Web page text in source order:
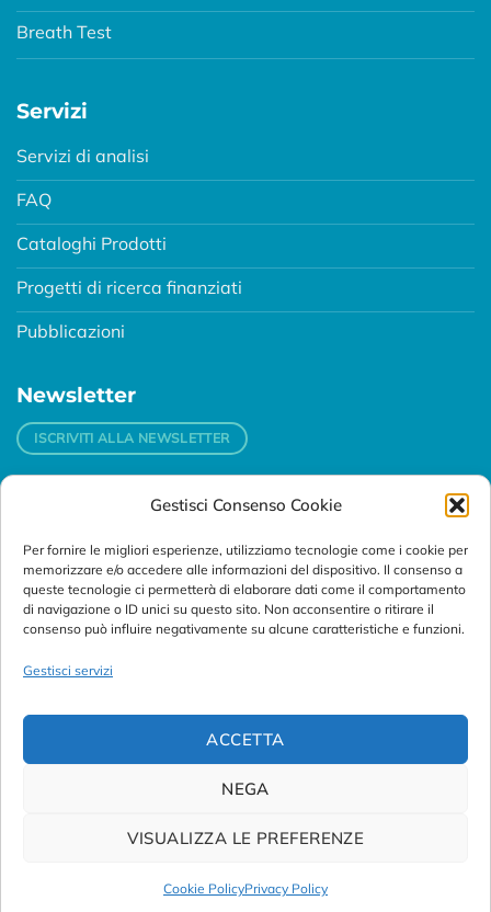
Gestisci Consenso Cookie
Per fornire le migliori esperienze, utilizziamo tecnologie come i cookie per
memorizzare e/o accedere alle informazioni del dispositivo. Il consenso a
queste tecnologie ci permetterà di elaborare dati come il comportamento
di navigazione o ID unici su questo sito. Non acconsentire o ritirare il
consenso può influire negativamente su alcune caratteristiche e funzioni.
Gestisci servizi
ACCETTA
NEGA
VISUALIZZA LE PREFERENZE
Cookie PolicyPrivacy Policy
Breath Test
Servizi
Servizi di analisi
FAQ
Cataloghi Prodotti
Progetti di ricerca finanziati
Pubblicazioni
Newsletter
ISCRIVITI ALLA NEWSLETTER
Padova
Via Svizzera, 16 - 35127 Padova (Italy)
Tel:
+39 049 76 16 98
Telefax: +39 049 870 95 10
Email: customersupport@abanalitica.it
© Copyright 2023/2026AB ANALITICA s.r.l.
Credits byNoima